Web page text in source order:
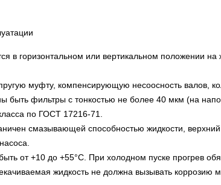
в горизонтальном или вертикальном положении
муфту, компенсирующую несоосность валов,
быть фильтры с тонкостью не более 40 мкм (на
по ГОСТ 17216-71.
смазывающей способностью жидкости,
от +10 до +55°C. При холодном пуске прогрев
жидкость не должна вызывать коррозию